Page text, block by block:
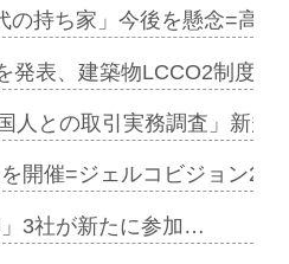
の持ち家」今後を懸念=高
発表、建築物LCCO2制度
人との取引実務調査」新規
開催=ジェルコビジョン
3社が新たに参加…